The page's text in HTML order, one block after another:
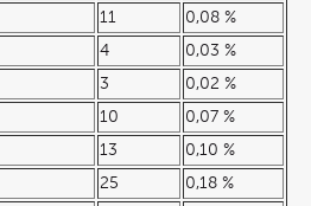
11
0,08 %
4
0,03 %
3
0,02 %
10
0,07 %
13
0,10 %
25
0,18 %